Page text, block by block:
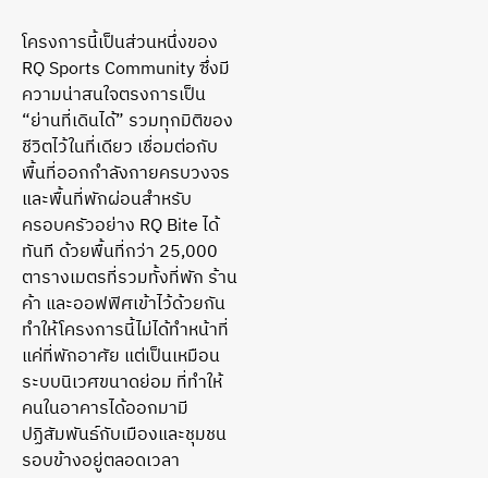
โครงการนี้เป็นส่วนหนึ่งของ
RQ Sports Community ซึ่งมี
ความน่าสนใจตรงการเป็น
“ย่านที่เดินได้” รวมทุกมิติของ
ชีวิตไว้ในที่เดียว เชื่อมต่อกับ
พื้นที่ออกกำลังกายครบวงจร
และพื้นที่พักผ่อนสำหรับ
ครอบครัวอย่าง RQ Bite ได้
ทันที ด้วยพื้นที่กว่า 25,000
ตารางเมตรที่รวมทั้งที่พัก ร้าน
ค้า และออฟฟิศเข้าไว้ด้วยกัน
ทำให้โครงการนี้ไม่ได้ทำหน้าที่
แค่ที่พักอาศัย แต่เป็นเหมือน
ระบบนิเวศขนาดย่อม ที่ทำให้
คนในอาคารได้ออกมามี
ปฏิสัมพันธ์กับเมืองและชุมชน
รอบข้างอยู่ตลอดเวลา